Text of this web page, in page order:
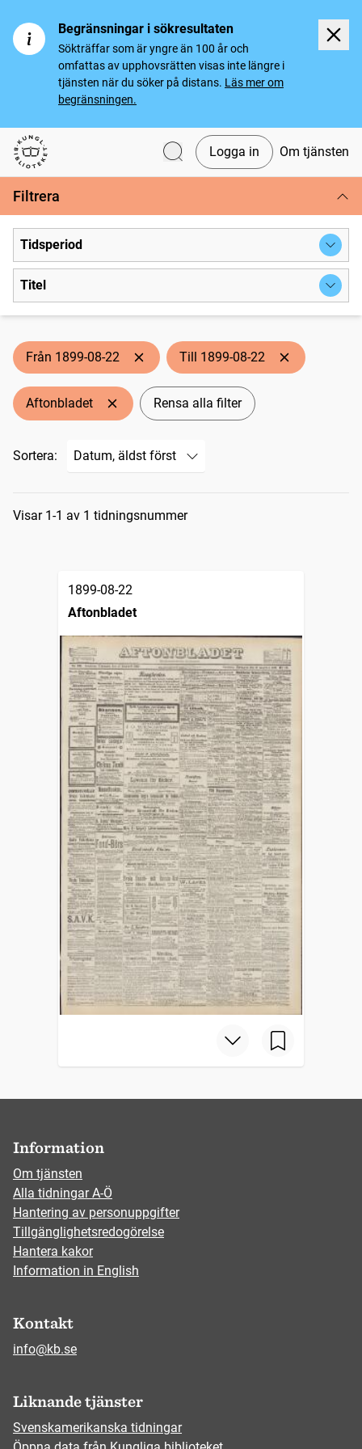
Begränsningar i sökresultaten
Sökträffar som är yngre än 100 år och
omfattas av upphovsrätten visas inte längre i
tjänsten när du söker på distans. Läs mer om
begränsningen.
Svenska tidningar
Logga in Om tjänsten
Filtrera
Tidsperiod
Titel
Från 1899-08-22 Till 1899-08-22
Aftonbladet Rensa alla filter
Sortera:
Sökresultat
Visar 1-1 av 1 tidningsnummer
1899-08-22
Aftonbladet
Information
Om tjänsten
Alla tidningar A-Ö
Hantering av personuppgifter
Tillgänglighetsredogörelse
Hantera kakor
Information in English
Kontakt
info@kb.se
Liknande tjänster
Svenskamerikanska tidningar